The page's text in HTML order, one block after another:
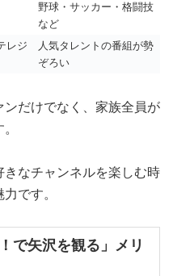
野球・サッカー・格闘技
など
レジ
人気タレントの番組が勢
ぞろい
だけでなく、家族全員が
なチャンネルを楽しむ時
です。
で矢沢を観る」メリ